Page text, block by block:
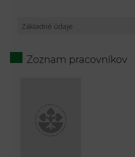
Zoznam pracovníkov